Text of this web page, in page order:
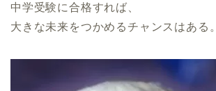
中学受験に合格すれば、
大きな未来をつかめるチャンスはある。